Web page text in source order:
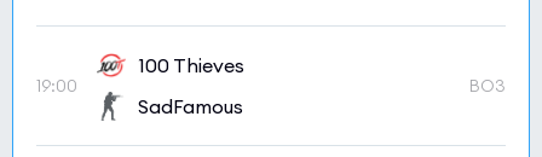
19:00
100 Thieves
SadFamous
BO3